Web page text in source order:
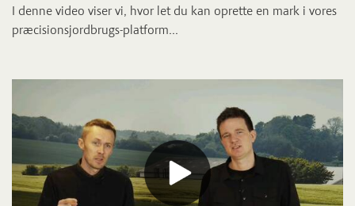
I denne video viser vi, hvor let du kan oprette en mark i vores
præcisionsjordbrugs-platform...